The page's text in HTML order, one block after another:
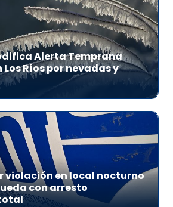
Alerta Temprana
Ríos por nevadas y
violación en local nocturno
con arresto